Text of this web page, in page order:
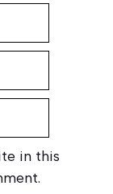
in this